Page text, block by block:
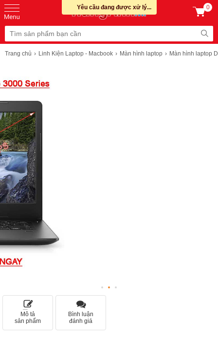
0
Trang chủ Linh Kiện Laptop - Macbook Màn hình laptop Màn hình laptop
Mô tả
sản phẩm
Bình luận
đánh giá
Yêu cầu đang được xử lý...